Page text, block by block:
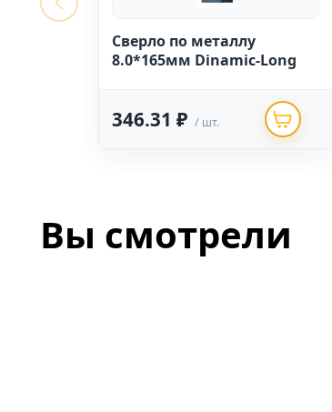
Сверло по металлу
8.0*165мм Dinamic-Long
346.31 ₽ / шт.
Вы смотрели